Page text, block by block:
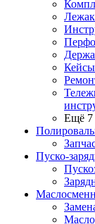
Ещё 7
Пуско-